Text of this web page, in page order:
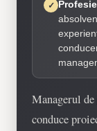
✓
Managerul
conduce